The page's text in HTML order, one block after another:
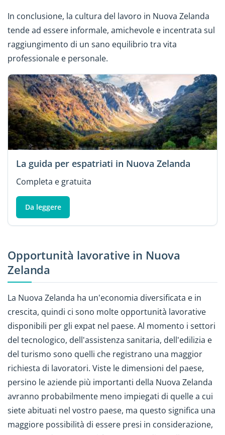
In conclusione, la cultura del lavoro in Nuova Zelanda
tende ad essere informale, amichevole e incentrata sul
raggiungimento di un sano equilibrio tra vita
professionale e personale.
La guida per espatriati in Nuova Zelanda
Completa e gratuita
Da leggere
Opportunità lavorative in Nuova
Zelanda
La Nuova Zelanda ha un'economia diversificata e in
crescita, quindi ci sono molte opportunità lavorative
disponibili per gli expat nel paese. Al momento i settori
del tecnologico, dell'assistenza sanitaria, dell'edilizia e
del turismo sono quelli che registrano una maggior
richiesta di lavoratori. Viste le dimensioni del paese,
persino le aziende più importanti della Nuova Zelanda
avranno probabilmente meno impiegati di quelle a cui
siete abituati nel vostro paese, ma questo significa una
maggiore possibilità di essere presi in considerazione,